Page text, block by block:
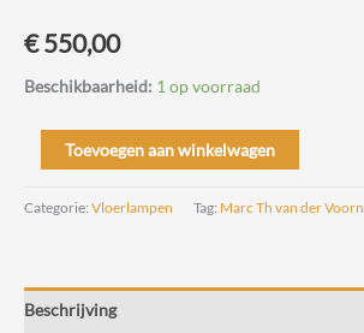
€550,00
Beschikbaarheid: 1 op voorraad
Roots
Vloerlamp
Design
van
Toevoegen aan winkelwagen
Categorie: Vloerlampen Tag: Marc Th van der Voorn
Beschrijving